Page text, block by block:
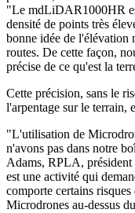
"Le mdLiDAR1000HR
densité de points très
bonne idée de l'élévation
routes. De cette façon,
précise de ce qu'est la
Cette précision, sans le
l'arpentage sur le terrain,
"L'utilisation de
n'avons pas dans notre
Adams, RPLA,
est une activité qui
comporte certains
Microdrones au-dessus